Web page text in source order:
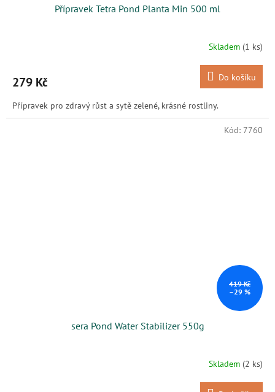
Přípravek Tetra Pond Planta Min 500 ml
Skladem (1 ks)
279 Kč Do košíku
Přípravek pro zdravý růst a sytě zelené, krásné rostliny.
419 Kč
–29 %
sera Pond Water Stabilizer 550g
Skladem (2 ks)
Kód: 7760